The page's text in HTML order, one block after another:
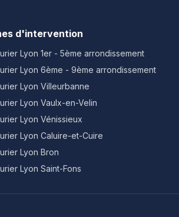
d'intervention
Lyon 1er - 5ème arrondissement
Lyon 6ème - 9ème arrondissement
Lyon Villeurbanne
Lyon Vaulx-en-Velin
Lyon Vénissieux
Lyon Caluire-et-Cuire
Lyon Bron
Lyon Saint-Fons